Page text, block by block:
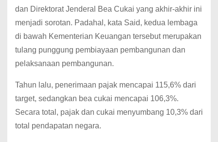
dan Direktorat Jenderal Bea Cukai yang akhir-akhir ini
menjadi sorotan. Padahal, kata Said, kedua lembaga
di bawah Kementerian Keuangan tersebut merupakan
tulang punggung pembiayaan pembangunan dan
pelaksanaan pembangunan.
Tahun lalu, penerimaan pajak mencapai 115,6% dari
target, sedangkan bea cukai mencapai 106,3%.
Secara total, pajak dan cukai menyumbang 10,3% dari
total pendapatan negara.